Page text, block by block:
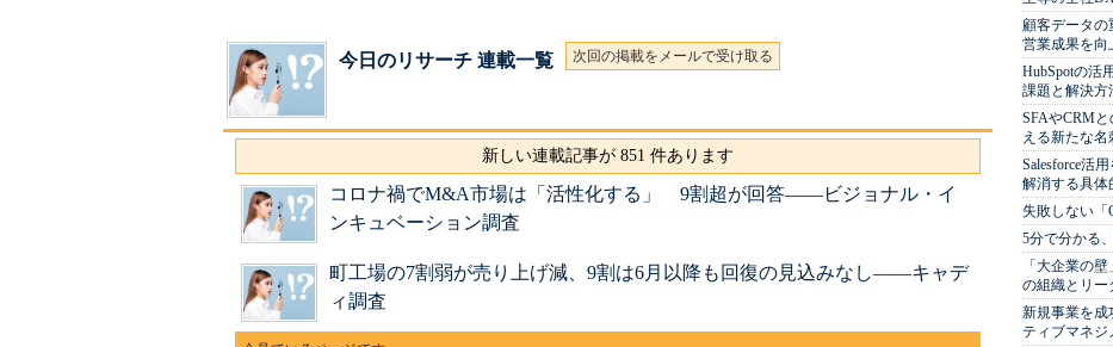
今日のリサーチ 連載一覧 次回の掲載をメールで受け取る
新しい連載記事が 851 件あります
コロナ禍でM&A市場は「活性化する」 9割超が回答――ビジョナル・イ
ンキュベーション調査
町工場の7割弱が売り上げ減、9割は6月以降も回復の見込みなし――キャデ
ィ調査
顧客データの
営業成果を向
HubSpotの活
課題と解決方
SFAやCRM
える新たな名
Salesforce活
解消する具体
失敗しない
5分で分かる
「大企業の
の組織とリー
新規事業を成
ティブマネジ